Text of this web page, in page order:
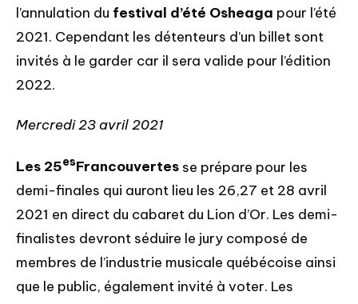
l’annulation du festival d’été Osheaga pour l’été
2021. Cependant les détenteurs d’un billet sont
invités à le garder car il sera valide pour l’édition
2022.
Mercredi 23 avril 2021
Les 25esFrancouvertes se prépare pour les
demi-finales qui auront lieu les 26,27 et 28 avril
2021 en direct du cabaret du Lion d’Or. Les demi-
finalistes devront séduire le jury composé de
membres de l’industrie musicale québécoise ainsi
que le public, également invité à voter. Les